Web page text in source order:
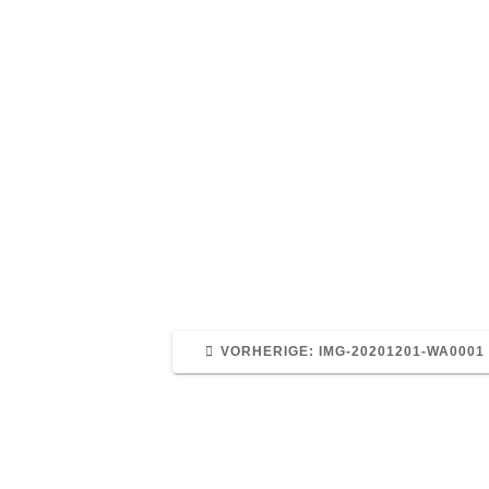
VORHERIGE: VORHERIGER
IMG-20201201-WA0001